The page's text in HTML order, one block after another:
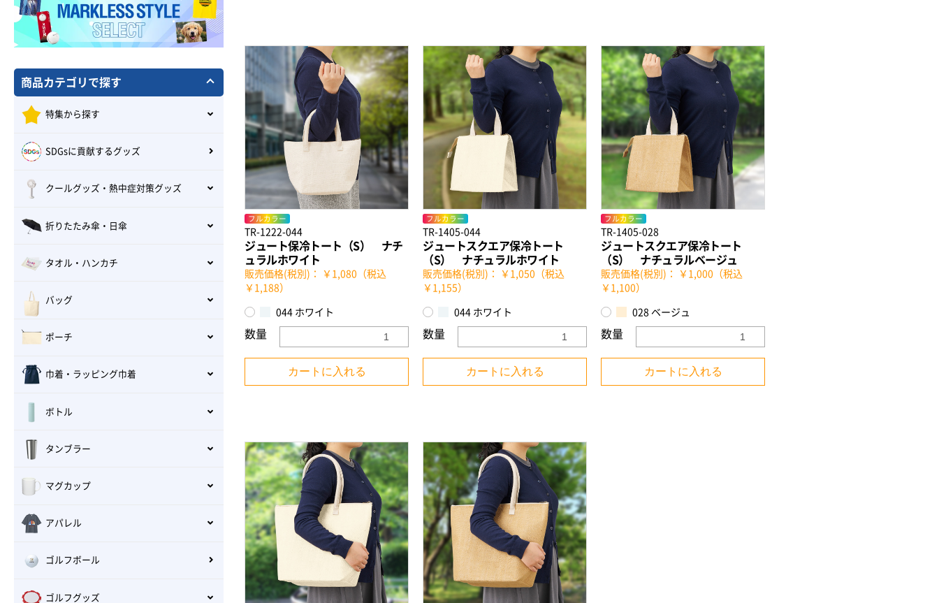
フルカラー
TR-1222-044
ジュート保冷トート（S） ナチ
ュラルホワイト
販売価格(税別)： ￥1,080（税込
￥1,188）
044 ホワイト
数量
カートに入れる
フルカラー
TR-1405-044
ジュートスクエア保冷トート
（S） ナチュラルホワイト
販売価格(税別)： ￥1,050（税込
￥1,155）
044 ホワイト
数量
カートに入れる
フルカラー
TR-1405-028
ジュートスクエア保冷トート
（S） ナチュラルベージュ
販売価格(税別)： ￥1,000（税込
￥1,100）
028 ベージュ
数量
カートに入れる
商品カテゴリで探す
特集から探す
SDGsに貢献するグッズ
クールグッズ・熱中症対策グッズ
折りたたみ傘・日傘
タオル・ハンカチ
バッグ
ポーチ
巾着・ラッピング巾着
ボトル
タンブラー
マグカップ
アパレル
ゴルフボール
ゴルフグッズ